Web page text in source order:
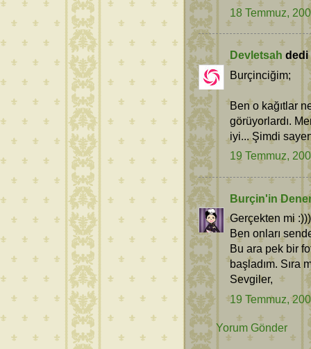
18 Temmuz,
Devletsah dedi
Burçinciğim;
Ben o kağıtlar
görüyorlardı.
iyi... Şimdi
19 Temmuz,
Burçin'in
Gerçekten mi :)))
Ben onları
Bu ara pek bir
başladım. Sıra
Sevgiler,
19 Temmuz,
Yorum Gönder